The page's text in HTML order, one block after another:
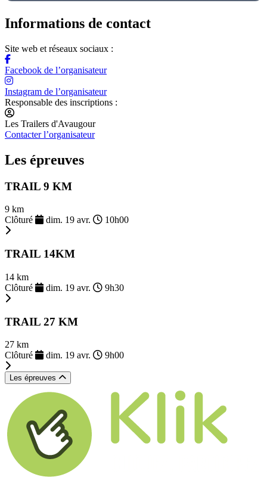
Informations de contact
Site web et réseaux sociaux :
Facebook de l’organisateur
Instagram de l’organisateur
Responsable des inscriptions :
Les Trailers d'Avaugour
Contacter l’organisateur
Les épreuves
TRAIL 9 KM
9 km
Clôturé
dim. 19 avr. 10h00
TRAIL 14KM
14 km
Clôturé
dim. 19 avr. 9h30
TRAIL 27 KM
27 km
Clôturé
dim. 19 avr. 9h00
Les épreuves